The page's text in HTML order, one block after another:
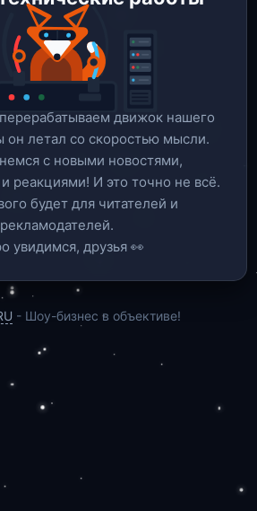
движок нашего
он летал со скоростью мысли.
c новыми новостями,
реакциями! И это точно не всё.
будет для читателей и
рекламодателей.
увидимся, друзья 👀
- Шоу-бизнес в объективе!